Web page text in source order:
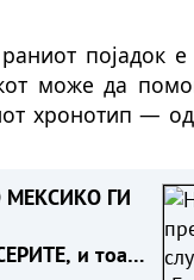
појадок
може да
хронотип —
ГИ
и тоа